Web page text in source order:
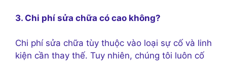
3. Chi phí sửa chữa có cao không?
Chi phí sửa chữa tùy thuộc vào loại sự cố và linh
kiện cần thay thế. Tuy nhiên, chúng tôi luôn cố